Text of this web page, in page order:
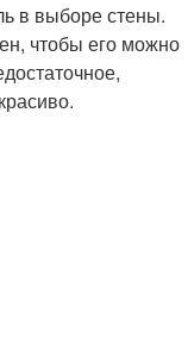
в выборе стены.
чтобы его можно